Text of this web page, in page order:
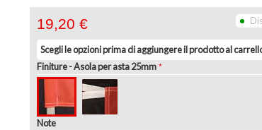
19,20 €
Scegli le opzioni prima di aggiungere il prodotto al
Finiture- Asola per asta 25mm
Note